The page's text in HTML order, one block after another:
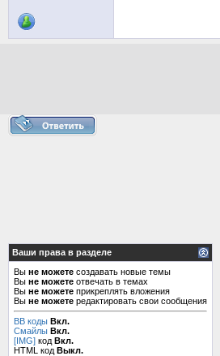
Ваши права в разделе
Вы не можете создавать новые темы
Вы не можете отвечать в темах
Вы не можете прикреплять вложения
Вы не можете редактировать свои сообщения
BB коды Вкл.
Смайлы Вкл.
[IMG] код Вкл.
HTML код Выкл.